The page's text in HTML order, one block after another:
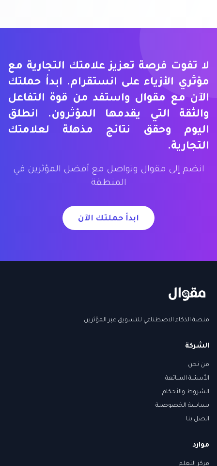
لا تفوت فرصة تعزيز علامتك التجارية مع
مؤثري الأزياء على انستقرام. ابدأ حملتك
الآن مع مقوال واستفد من قوة التفاعل
والثقة التي يقدمها المؤثرون. انطلق
اليوم وحقق نتائج مذهلة لعلامتك
التجارية.
انضم إلى مقوال وتواصل مع أفضل المؤثرين في
المنطقة
ابدأ حملتك الآن
منصة الذكاء الاصطناعي للتسويق عبر المؤثرين
الشركة
من نحن
الأسئلة الشائعة
الشروط والأحكام
سياسة الخصوصية
اتصل بنا
موارد
مركز التعلم